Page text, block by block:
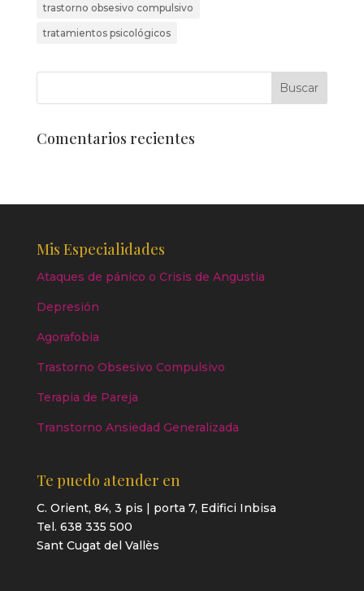
trastorno obsesivo compulsivo
tratamientos psicológicos
Comentarios recientes
Mis Especialidades
Ataques de pánico o Crisis de Angustia
Depresión
Agorafobia
Trastorno Obsesivo Compulsivo
Terapia de Pareja
Transtorno Ansiedad Generalizada
Te puedo atender en
C. Orient, 84, 3 pis | porta 7, Edifici Inbisa
Tel. 638 335 500
Sant Cugat del Vallès